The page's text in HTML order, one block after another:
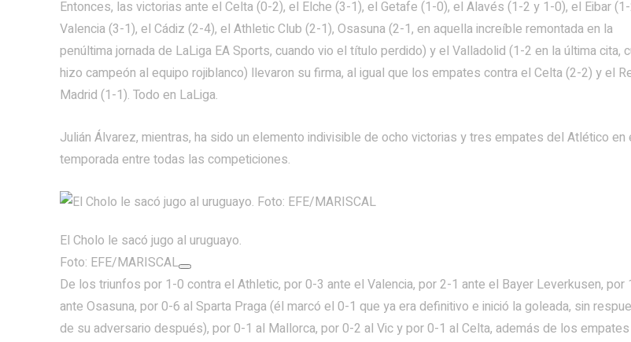
Entonces, las victorias ante el Celta (0-2), el Elche (3-1), el Getafe (1-0), el Alavés (1-2 y 1-0), el Eibar
Valencia (3-1), el Cádiz (2-4), el Athletic Club (2-1), Osasuna (2-1, en aquella increíble remontada en la
penúltima jornada de LaLiga EA Sports, cuando vio el título perdido) y el Valladolid (1-2 en la última cita,
hizo campeón al equipo rojiblanco) llevaron su firma, al igual que los empates contra el Celta (2-2) y el
Madrid (1-1). Todo en LaLiga.
Julián Álvarez, mientras, ha sido un elemento indivisible de ocho victorias y tres empates del Atlético en
temporada entre todas las competiciones.
El Cholo le sacó jugo al uruguayo.
Foto: EFE/MARISCAL
De los triunfos por 1-0 contra el Athletic, por 0-3 ante el Valencia, por 2-1 ante el Bayer Leverkusen, por
ante Osasuna, por 0-6 al Sparta Praga (él marcó el 0-1 que ya era definitivo e inició la goleada, sin
de su adversario después), por 0-1 al Mallorca, por 0-2 al Vic y por 0-1 al Celta, además de los